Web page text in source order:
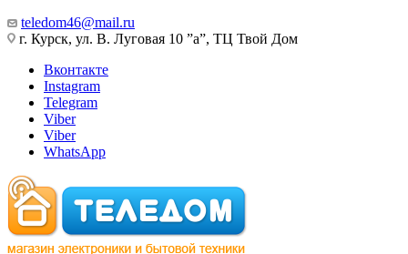
teledom46@mail.ru
г. Курск, ул. В. Луговая 10 ”а”, ТЦ Твой Дом
Вконтакте
Instagram
Telegram
Viber
Viber
WhatsApp